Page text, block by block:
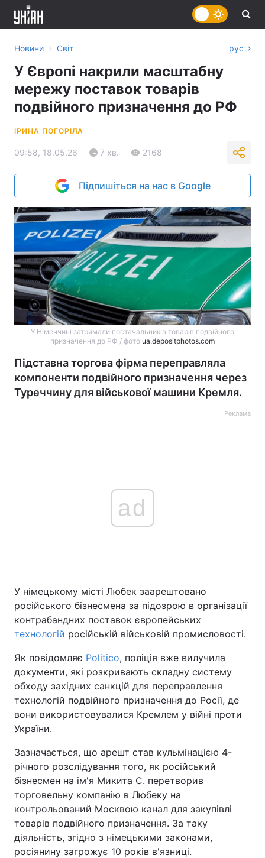
Україна Політика
Економіка Світ
Спорт Наука
Техно і зв'язок Лайт
Зброя Інциденти
Здоров'я
Цікавинки Погода
Регіони
Лонгріди
Відео з Youtube Статті
Новини › Світ рус
У Європі накрили масштабну
мережу поставок товарів
подвійного призначення до РФ
ІРИНА ПОГОРІЛА
09:58, 18.05.26 7 хв. 2168
Підпишіться на нас в Google
У Німеччині затримали постачальників товарів подвійного
призначення до РФ / фото ua.depositphotos.com
Підставна торгова фірма переправляла
компоненти подвійного призначення через
Туреччину для військової машини Кремля.
Реклама
ad
У німецькому місті Любек заарештовано
російського бізнесмена за підозрою в організації
контрабандних поставок європейських
технологій російській військовій промисловості.
Як повідомляє Politico, поліція вже вилучила
документи, які розкривають складну систему
обходу західних санкцій для переправлення
технологій подвійного призначення до Росії, де
вони використовувалися Кремлем у війні проти
України.
Зазначається, що арешт став кульмінацією 4-
річного розслідування того, як російський
бізнесмен на ім'я Микита С. перетворив
торговельну компанію в Любеку на
контрольований Москвою канал для закупівлі
товарів подвійного призначення. За таку
діяльність, згідно з німецькими законами,
росіянину загрожує 10 років в'язниці.